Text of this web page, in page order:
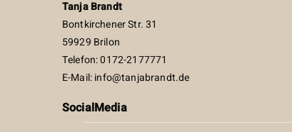
Tanja Brandt
Bontkirchener Str. 31
59929 Brilon
Telefon: 0172-2177771
E-Mail:info@tanjabrandt.de
SocialMedia